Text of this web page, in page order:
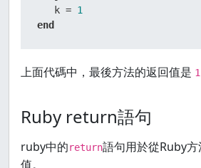
   k =
1
end
上面代碼中，最後方法的返回值是 1
Ruby return語句
ruby中的return語句用於從Ruby
值。